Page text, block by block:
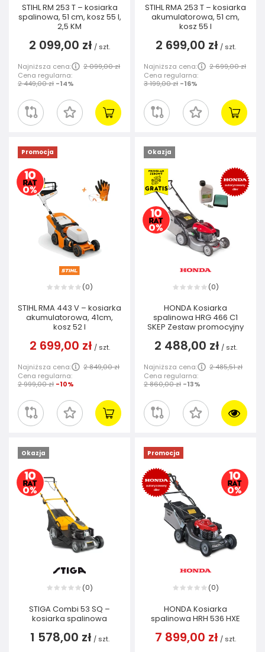
STIHL RM 253 T – kosiarka
spalinowa, 51 cm, kosz 55 l,
2,5 KM
2 099,00 zł / szt.
Najniższa cena:
2 099,00 zł
Cena regularna:
2 449,00 zł -14%
STIHL RMA 253 T – kosiarka
akumulatorowa, 51 cm,
kosz 55 l
2 699,00 zł / szt.
Najniższa cena:
2 699,00 zł
Cena regularna:
3 199,00 zł -16%
Promocja
(0)
STIHL RMA 443 V – kosiarka
akumulatorowa, 41cm,
kosz 52 I
2 699,00 zł / szt.
Najniższa cena:
2 849,00 zł
Cena regularna:
2 999,00 zł -10%
Okazja
(0)
HONDA Kosiarka
spalinowa HRG 466 C1
SKEP Zestaw promocyjny
2 488,00 zł / szt.
Najniższa cena:
2 485,51 zł
Cena regularna:
2 860,00 zł -13%
Okazja
(0)
STIGA Combi 53 SQ –
kosiarka spalinowa
1 578,00 zł / szt.
Promocja
(0)
HONDA Kosiarka
spalinowa HRH 536 HXE
7 899,00 zł / szt.